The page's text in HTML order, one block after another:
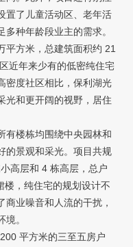
置了儿童活动区、老年活
种年龄段业主的需求。
方米，总建筑面积约 21
近年来少有的低密纯住宅
密度社区相比，保利湖光
光和更开阔的视野，居住
楼栋均围绕中央园林和
的景观和采光。项目共规
高层和 4 栋高层，总户
，纯住宅的规划设计不
业噪音和人流的干扰，
。
平方米的三至五房户